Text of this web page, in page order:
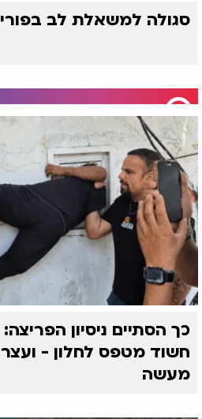
סגולה למשאלת לב
כך הסתיים ניסיון
חשוד מטפס לחלון -
מעשה